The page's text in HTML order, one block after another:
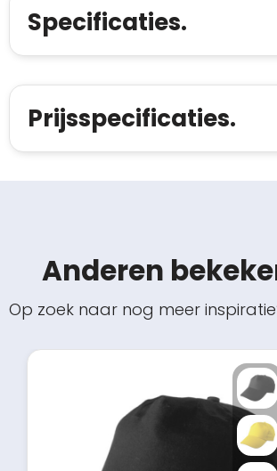
Specificaties.
Prijsspecificaties.
Anderen
Op zoek naar nog meer